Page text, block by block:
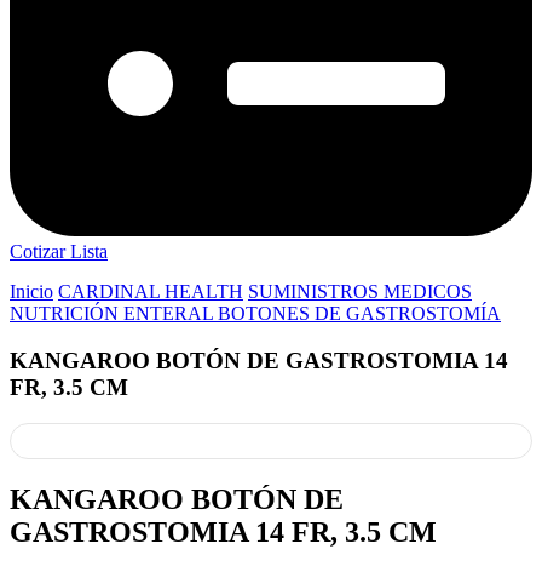
Cotizar Lista
Inicio CARDINAL HEALTH SUMINISTROS MEDICOS
NUTRICIÓN ENTERAL BOTONES DE GASTROSTOMÍA
KANGAROO BOTÓN DE GASTROSTOMIA 14
FR, 3.5 CM
KANGAROO BOTÓN DE
GASTROSTOMIA 14 FR, 3.5 CM